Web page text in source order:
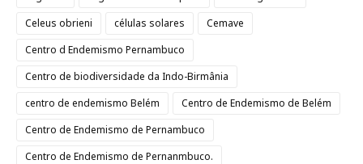
Celeus obrieni
células solares
Cemave
Centro d Endemismo Pernambuco
Centro de biodiversidade da Indo-Birmânia
centro de endemismo Belém
Centro de Endemismo de Belém
Centro de Endemismo de Pernambuco
Centro de Endemismo de Pernanmbuco.